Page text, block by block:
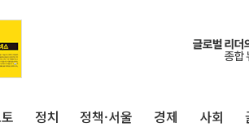
정치 정책·서울 경제 사회